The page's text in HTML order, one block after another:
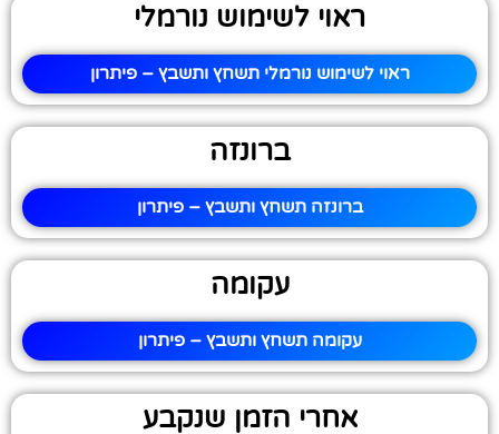
ראוי לשימוש נורמלי
ראוי לשימוש נורמלי תשחץ ותשבץ – פיתרון
ברונזה
ברונזה תשחץ ותשבץ – פיתרון
עקומה
עקומה תשחץ ותשבץ – פיתרון
אחרי הזמן שנקבע